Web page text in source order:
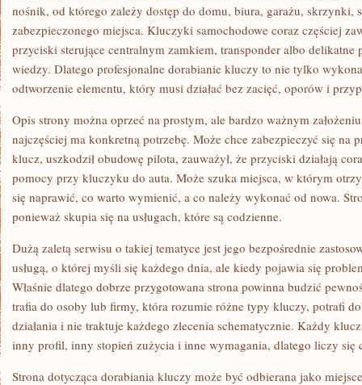
nośnik, od którego zależy dostęp do domu, biura, garażu, skrzynki,
zabezpieczonego miejsca. Kluczyki samochodowe coraz częściej
przyciski sterujące centralnym zamkiem, transponder albo delikatne
wiedzy. Dlatego profesjonalne dorabianie kluczy to nie tylko
odtworzenie elementu, który musi działać bez zacięć, oporów i
Opis strony można oprzeć na prostym, ale bardzo ważnym
najczęściej ma konkretną potrzebę. Może chce zabezpieczyć się na
klucz, uszkodził obudowę pilota, zauważył, że przyciski działają
pomocy przy kluczyku do auta. Może szuka miejsca, w którym
się naprawić, co warto wymienić, a co należy wykonać od nowa.
ponieważ skupia się na usługach, które są codzienne.
Dużą zaletą serwisu o takiej tematyce jest jego bezpośrednie
usługą, o której myśli się każdego dnia, ale kiedy pojawia się
Właśnie dlatego dobrze przygotowana strona powinna budzić
trafia do osoby lub firmy, która rozumie różne typy kluczy, potrafi
działania i nie traktuje każdego zlecenia schematycznie. Każdy
inny profil, inny stopień zużycia i inne wymagania, dlatego liczy się
Strona dotycząca dorabiania kluczy może być odbierana jako